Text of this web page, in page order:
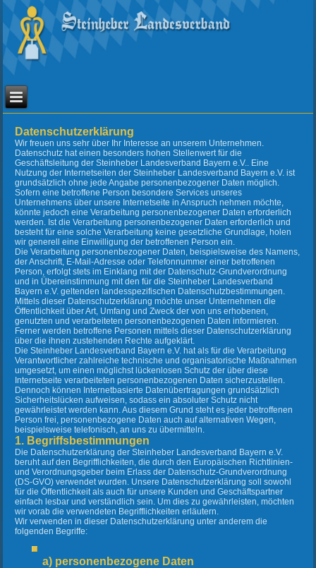
Datenschutzerklärung
Wir freuen uns sehr über Ihr Interesse an unserem Unternehmen.
Datenschutz hat einen besonders hohen Stellenwert für die
Geschäftsleitung der Steinheber Landesverband Bayern e.V.. Eine
Nutzung der Internetseiten der Steinheber Landesverband Bayern e.V. ist
grundsätzlich ohne jede Angabe personenbezogener Daten möglich.
Sofern eine betroffene Person besondere Services unseres
Unternehmens über unsere Internetseite in Anspruch nehmen möchte,
könnte jedoch eine Verarbeitung personenbezogener Daten erforderlich
werden. Ist die Verarbeitung personenbezogener Daten erforderlich und
besteht für eine solche Verarbeitung keine gesetzliche Grundlage, holen
wir generell eine Einwilligung der betroffenen Person ein.
Die Verarbeitung personenbezogener Daten, beispielsweise des Namens,
der Anschrift, E-Mail-Adresse oder Telefonnummer einer betroffenen
Person, erfolgt stets im Einklang mit der Datenschutz-Grundverordnung
und in Übereinstimmung mit den für die Steinheber Landesverband
Bayern e.V. geltenden landesspezifischen Datenschutzbestimmungen.
Mittels dieser Datenschutzerklärung möchte unser Unternehmen die
Öffentlichkeit über Art, Umfang und Zweck der von uns erhobenen,
genutzten und verarbeiteten personenbezogenen Daten informieren.
Ferner werden betroffene Personen mittels dieser Datenschutzerklärung
über die ihnen zustehenden Rechte aufgeklärt.
Die Steinheber Landesverband Bayern e.V. hat als für die Verarbeitung
Verantwortlicher zahlreiche technische und organisatorische Maßnahmen
umgesetzt, um einen möglichst lückenlosen Schutz der über diese
Internetseite verarbeiteten personenbezogenen Daten sicherzustellen.
Dennoch können Internetbasierte Datenübertragungen grundsätzlich
Sicherheitslücken aufweisen, sodass ein absoluter Schutz nicht
gewährleistet werden kann. Aus diesem Grund steht es jeder betroffenen
Person frei, personenbezogene Daten auch auf alternativen Wegen,
beispielsweise telefonisch, an uns zu übermitteln.
1. Begriffsbestimmungen
Die Datenschutzerklärung der Steinheber Landesverband Bayern e.V.
beruht auf den Begrifflichkeiten, die durch den Europäischen Richtlinien-
und Verordnungsgeber beim Erlass der Datenschutz-Grundverordnung
(DS-GVO) verwendet wurden. Unsere Datenschutzerklärung soll sowohl
für die Öffentlichkeit als auch für unsere Kunden und Geschäftspartner
einfach lesbar und verständlich sein. Um dies zu gewährleisten, möchten
wir vorab die verwendeten Begrifflichkeiten erläutern.
Wir verwenden in dieser Datenschutzerklärung unter anderem die
folgenden Begriffe:
a) personenbezogene Daten